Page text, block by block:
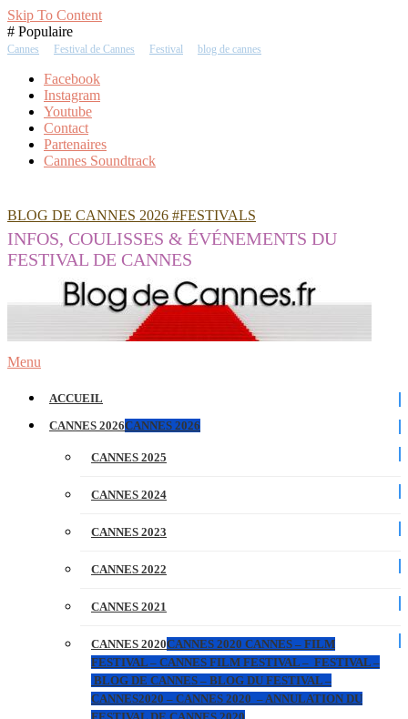
Skip To Content
# Populaire
Cannes Festival de Cannes Festival blog de cannes
Facebook
Instagram
Youtube
Contact
Partenaires
Cannes Soundtrack
BLOG DE CANNES 2026 #FESTIVALS
INFOS, COULISSES & ÉVÉNEMENTS DU
FESTIVAL DE CANNES
Menu
ACCUEIL
CANNES 2026CANNES 2026
CANNES 2025
CANNES 2024
CANNES 2023
CANNES 2022
CANNES 2021
CANNES 2020CANNES 2020 CANNES – FILM
FESTIVAL – CANNES FILM FESTIVAL – FESTIVAL –
BLOG DE CANNES – BLOG DU FESTIVAL –
CANNES2020 – CANNES 2020 – ANNULATION DU